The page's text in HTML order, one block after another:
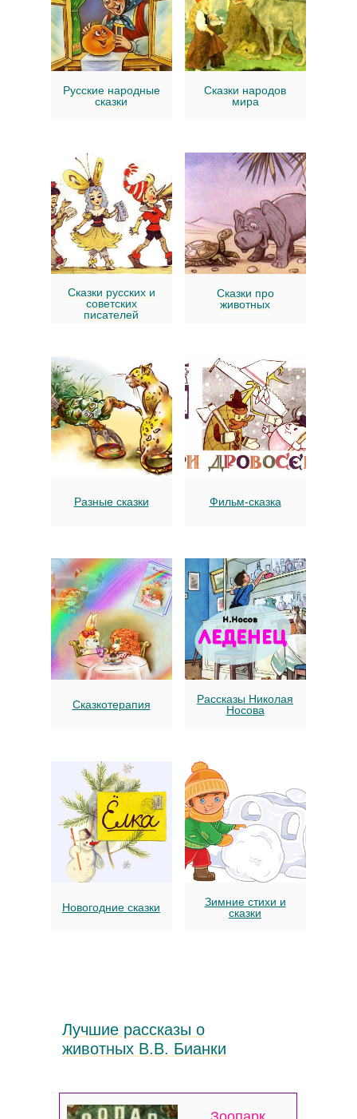
Русские народные
сказки
Сказки народов
мира
Сказки русских и
советских
писателей
Сказки про
животных
Разные сказки Фильм-сказка
Новогодние сказки
Зимние стихи и
сказки
Сказкотерапия
Рассказы Николая
Носова
Лучшие рассказы о
животных В.В. Бианки